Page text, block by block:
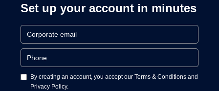
Set up your account in minutes
By creating an account, you accept our Terms & Conditions and
Privacy Policy.